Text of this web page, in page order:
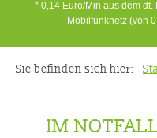
* 0,14 Euro/Min aus dem dt.
Mobilfunknetz (von
Sie befinden sich hier:
IM